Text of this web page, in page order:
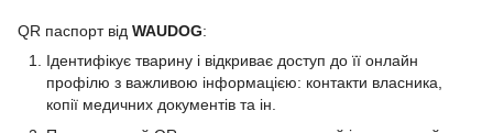
QR паспорт від WAUDOG:
Ідентифікує тварину і відкриває доступ до її онлайн
профілю з важливою інформацією: контакти власника,
копії медичних документів та ін.